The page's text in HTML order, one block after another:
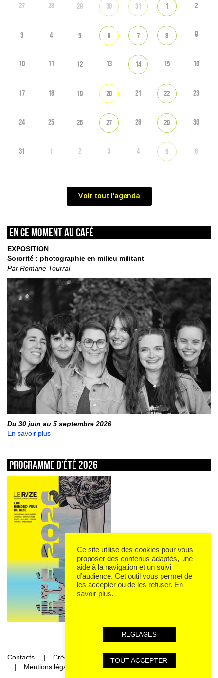
27 28 29 30 31 1 2
3 4 5 6 7 8 9
10 11 12 13 14 15 16
17 18 19 20 21 22 23
24 25 26 27 28 29 30
31 1 2 3 4 5 6
Voir tout l'agenda
En ce moment au café
EXPOSITION
Sororité : photographie en milieu militant
Par Romane Tourral
Du 30 juin au 5 septembre 2026
En savoir plus
Programme d’été 2026
Contacts
Crédits
Mentions légales et données personnelles
Ce site utilise des cookies pour vous
proposer des contenus adaptés, une
aide à la navigation et un suivi
d’audience. Cet outil vous permet de
les accepter ou de les refuser. En
savoir plus.
REGLAGES
TOUT ACCEPTER